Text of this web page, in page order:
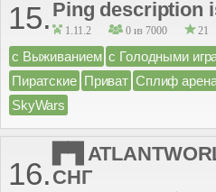
15. Ping description
1.11.2 0 из 7000 21
с Выживанием с Голодными
Пиратские Приват Сплиф
SkyWars
16.
▛▜
СНГ